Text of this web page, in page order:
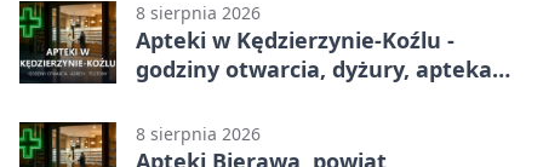
8 sierpnia 2026
Apteki w Kędzierzynie-Koźlu -
godziny otwarcia, dyżury, apteka
8 sierpnia 2026
Apteki Bierawa, powiat